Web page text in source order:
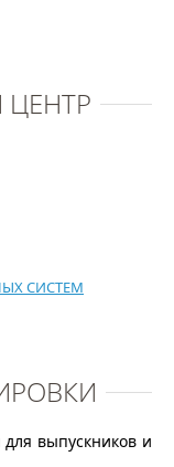
СИСТЕМ
выпускников и